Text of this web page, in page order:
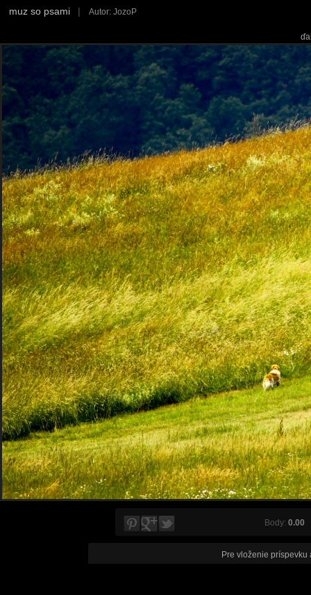
muz so psami | Autor: JozoP
Body: 0.00
Pre vloženie